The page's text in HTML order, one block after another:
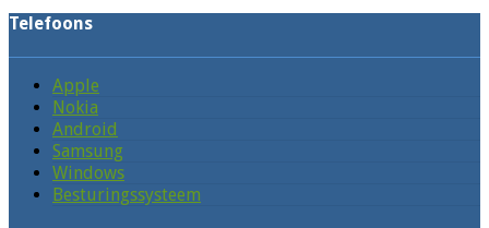
Telefoons
Apple
Nokia
Android
Samsung
Windows
Besturingssysteem